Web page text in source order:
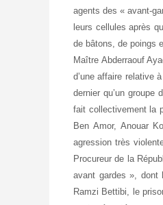
agents des « avant-
leurs cellules après
de bâtons, de poings
Maître Abderraouf
d’une affaire relative
dernier qu’un
fait collectivement la
Ben Amor, Anouar
agression très
Procureur de la
avant gardes », dont
Ramzi Bettibi, le